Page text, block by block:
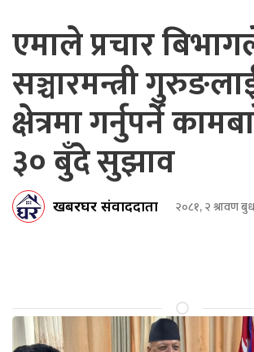
एमाले प्रचार
सञ्चारमन्त्री
क्षेत्रमा गर्नुपर्ने
३० बुँदे सुझाव
खबरघर संवाददाता २०८१, २ श्रावण